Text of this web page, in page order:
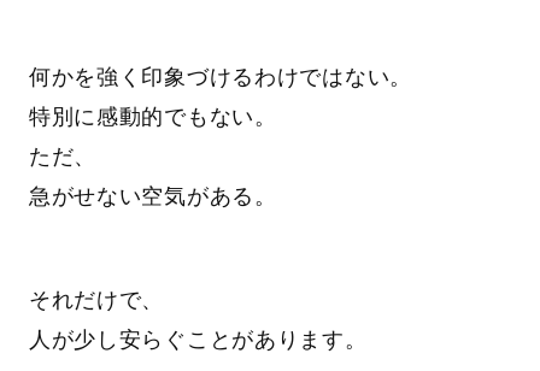
何かを強く印象づけるわけではない。
特別に感動的でもない。
ただ、
急がせない空気がある。
それだけで、
人が少し安らぐことがあります。